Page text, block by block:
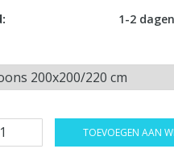
1-2 dagen
TOEVOEGEN AAN